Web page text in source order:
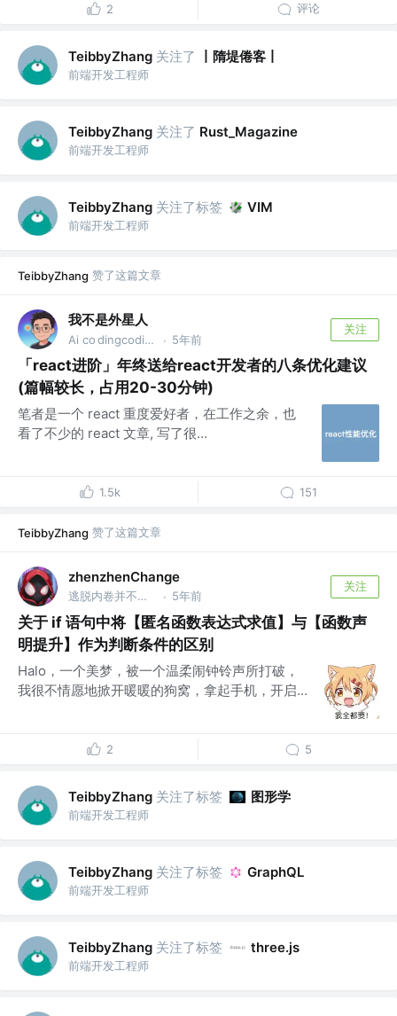
2 评论
TeibbyZhang 关注了 丨隋堤倦客丨
前端开发工程师
TeibbyZhang 关注了 Rust_Magazine
前端开发工程师
TeibbyZhang 关注了标签 VIM
前端开发工程师
TeibbyZhang 赞了这篇文章
我不是外星人
Ai co dingcoding @攻粽：外星人AI进化录 · 5年前
关注
「react进阶」年终送给react开发者的八条优化建议
(篇幅较长，占用20-30分钟)
笔者是一个 react 重度爱好者，在工作之余，也
看了不少的 react 文章, 写了很...
1.5k 151
TeibbyZhang 赞了这篇文章
zhenzhenChange
逃脱内卷并不需要付出很大的努力 @😄 · 5年前
关注
关于 if 语句中将【匿名函数表达式求值】与【函数声
明提升】作为判断条件的区别
Halo，一个美梦，被一个温柔闹钟铃声所打破，
我很不情愿地掀开暖暖的狗窝，拿起手机，开启...
2 5
TeibbyZhang 关注了标签 图形学
前端开发工程师
TeibbyZhang 关注了标签 GraphQL
前端开发工程师
TeibbyZhang 关注了标签 three.js
前端开发工程师